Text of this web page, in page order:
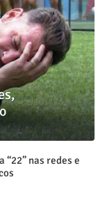
“22” nas redes e